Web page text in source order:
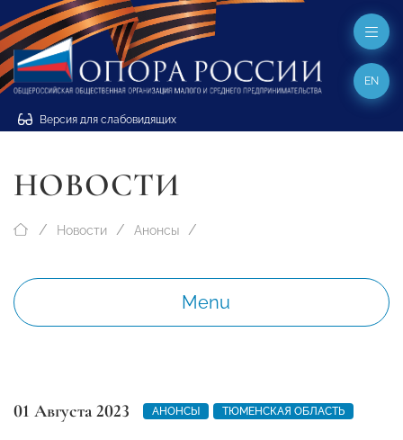
Версия для слабовидящих
EN
НОВОСТИ
Новости Анонсы
Menu
01 Августа 2023 АНОНСЫ ТЮМЕНСКАЯ ОБЛАСТЬ